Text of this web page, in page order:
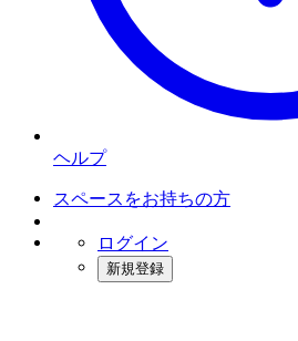
ヘルプ
スペースをお持ちの方
ログイン
新規登録